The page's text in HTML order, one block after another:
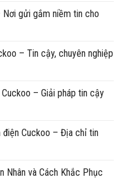
Nơi gửi gắm niềm tin cho
– Tin cậy, chuyên nghiệp
– Giải pháp tin cậy
Cuckoo – Địa chỉ tin
Nhân và Cách Khắc Phục